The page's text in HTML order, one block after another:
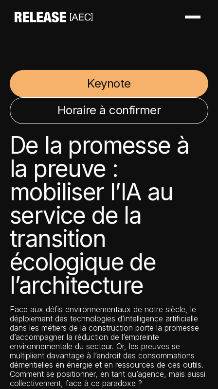
Keynote
Horaire à confirmer
De la promesse à
la preuve :
mobiliser l’IA au
service de la
transition
écologique de
l’architecture
Face aux défis environnementaux de notre siècle, le
déploiement des technologies d’intelligence artificielle
dans les métiers de la construction porte la promesse
d’accompagner la réduction de l’empreinte
environnementale du secteur. Or, les preuves se
multiplient davantage à l’endroit des consommations
démentielles en énergie et en ressources de ces outils.
Comment se positionner, en tant qu’agence, mais aussi
collectivement, face à ce paradoxe ?